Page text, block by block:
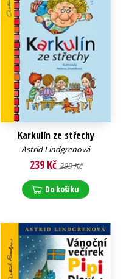
Karkulín ze střechy
Astrid Lindgrenová
239 Kč 299 Kč
Do košíku